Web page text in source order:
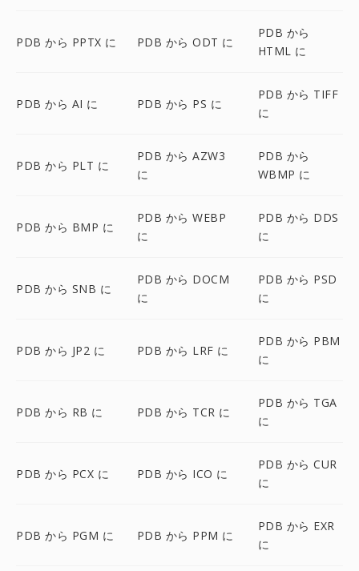
PDB から PPTX に PDB から ODT に
PDB から
HTML に
PDB から AI に PDB から PS に
PDB から TIFF
に
PDB から PLT に
PDB から AZW3
に
PDB から
WBMP に
PDB から BMP に
PDB から WEBP
に
PDB から DDS
に
PDB から SNB に
PDB から DOCM
に
PDB から PSD
に
PDB から JP2 に PDB から LRF に
PDB から PBM
に
PDB から RB に PDB から TCR に
PDB から TGA
に
PDB から PCX に PDB から ICO に
PDB から CUR
に
PDB から PGM に PDB から PPM に
PDB から EXR
に